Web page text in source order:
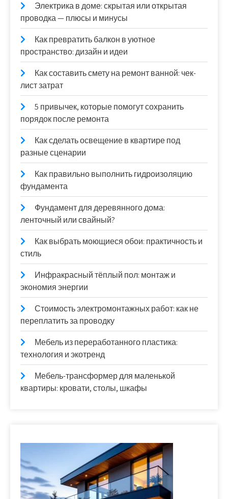
Электрика в доме: скрытая или открытая
проводка — плюсы и минусы
Как превратить балкон в уютное
пространство: дизайн и идеи
Как составить смету на ремонт ванной: чек-
лист затрат
5 привычек, которые помогут сохранить
порядок после ремонта
Как сделать освещение в квартире под
разные сценарии
Как правильно выполнить гидроизоляцию
фундамента
Фундамент для деревянного дома:
ленточный или свайный?
Как выбрать моющиеся обои: практичность и
стиль
Инфракрасный тёплый пол: монтаж и
экономия энергии
Стоимость электромонтажных работ: как не
переплатить за проводку
Мебель из переработанного пластика:
технология и экотренд
Мебель-трансформер для маленькой
квартиры: кровати, столы, шкафы